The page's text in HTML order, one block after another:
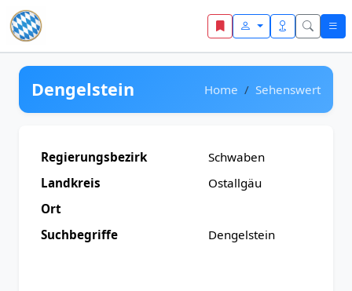
Zum Inhalt springen
Dengelstein Home Sehenswert
Regierungsbezirk
Schwaben
Landkreis
Ostallgäu
Ort
Suchbegriffe
Dengelstein